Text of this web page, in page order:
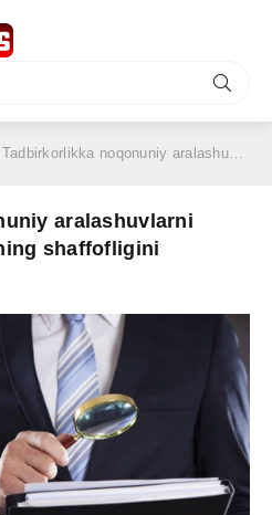
noqonuniy aralashuvlarni cheklash va nazoratning shaffofligini ta’minlash
aralashuvlarni
shaffofligini